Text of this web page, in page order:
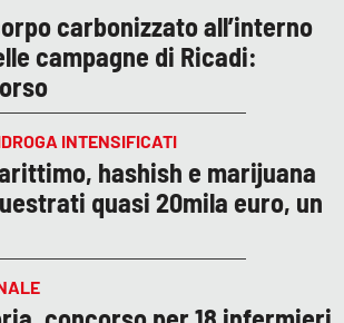
carbonizzato all’interno
campagne di Ricadi:
INTENSIFICATI
hashish e marijuana
quasi 20mila euro, un